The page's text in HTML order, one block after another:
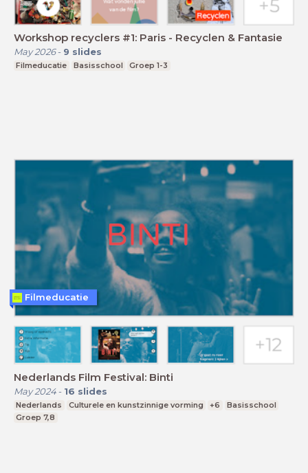
Workshop recyclers #1: Paris - Recyclen & Fantasie
May 2026- 9 slides
Filmeducatie Basisschool Groep 1-3
Nederlands Film Festival: Binti
May 2024- 16 slides
Nederlands Culturele en kunstzinnige vorming +6
Basisschool
Groep 7,8
Filmeducatie